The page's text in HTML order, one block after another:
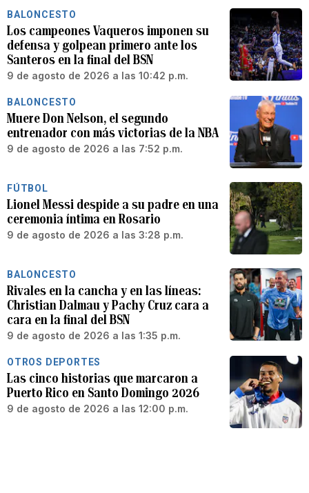
BALONCESTO
Los campeones Vaqueros imponen su
defensa y golpean primero ante los
Santeros en la final del BSN
9 de agosto de 2026 a las 10:42 p.m.
BALONCESTO
Muere Don Nelson, el segundo
entrenador con más victorias de la NBA
9 de agosto de 2026 a las 7:52 p.m.
FÚTBOL
Lionel Messi despide a su padre en una
ceremonia íntima en Rosario
9 de agosto de 2026 a las 3:28 p.m.
BALONCESTO
Rivales en la cancha y en las líneas:
Christian Dalmau y Pachy Cruz cara a
cara en la final del BSN
9 de agosto de 2026 a las 1:35 p.m.
OTROS DEPORTES
Las cinco historias que marcaron a
Puerto Rico en Santo Domingo 2026
9 de agosto de 2026 a las 12:00 p.m.